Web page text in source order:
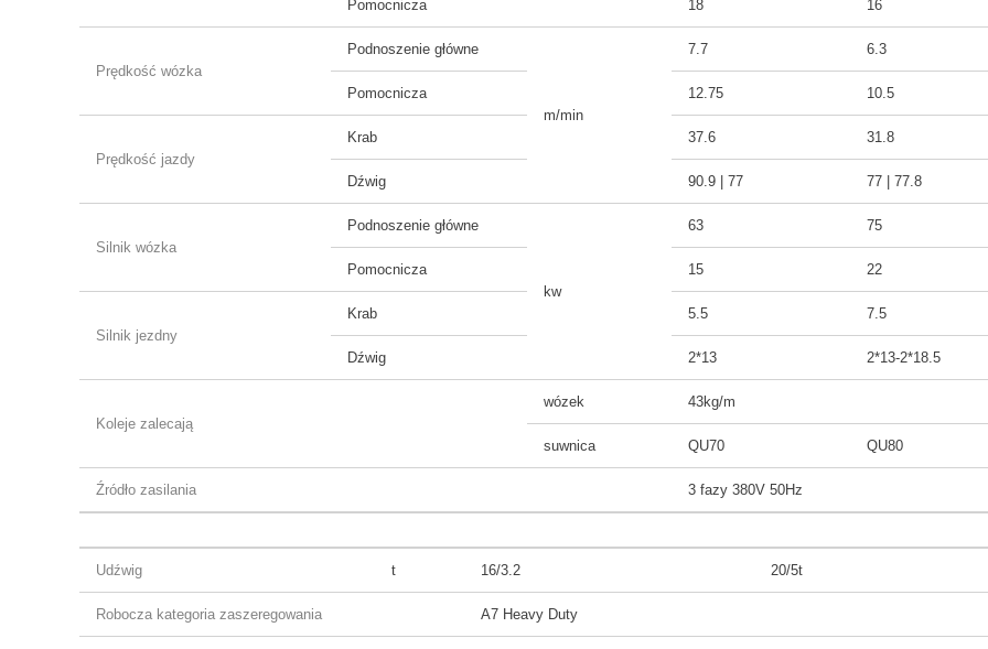
Pomocnicza 18 16
Prędkość wózka
Podnoszenie główne
m/min
7.7 6.3
Pomocnicza 12.75 10.5
Prędkość jazdy
Krab 37.6 31.8
Dźwig 90.9 | 77 77 | 77.8
Silnik wózka
Podnoszenie główne
kw
63 75
Pomocnicza 15 22
Silnik jezdny
Krab 5.5 7.5
Dźwig 2*13 2*13-2*18.5
Koleje zalecają
wózek 43kg/m
suwnica QU70 QU80
Źródło zasilania 3 fazy 380V 50Hz
Udźwig t 16/3.2 20/5t
Robocza kategoria zaszeregowania A7 Heavy Duty